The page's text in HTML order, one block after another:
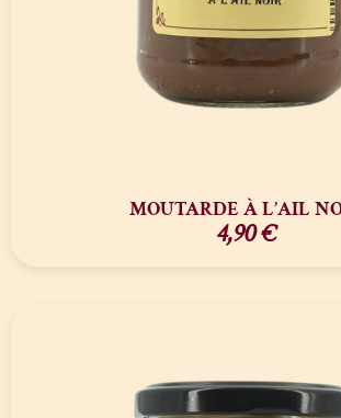
MOUTARDE À L’AIL
4,90€